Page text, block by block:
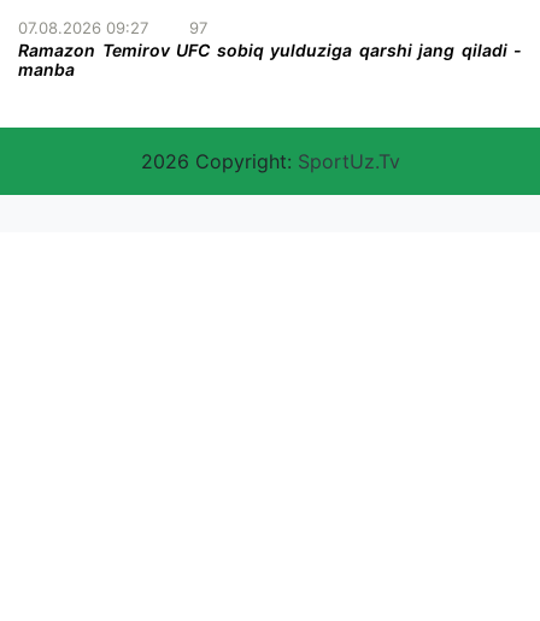
07.08.2026 09:27 97
Ramazon Temirov UFC sobiq yulduziga qarshi jang qiladi -
manba
2026 Copyright: SportUz.Tv